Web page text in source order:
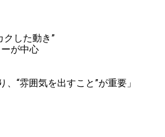
クした動き”
が中心
“雰囲気を出すこと”が重要」